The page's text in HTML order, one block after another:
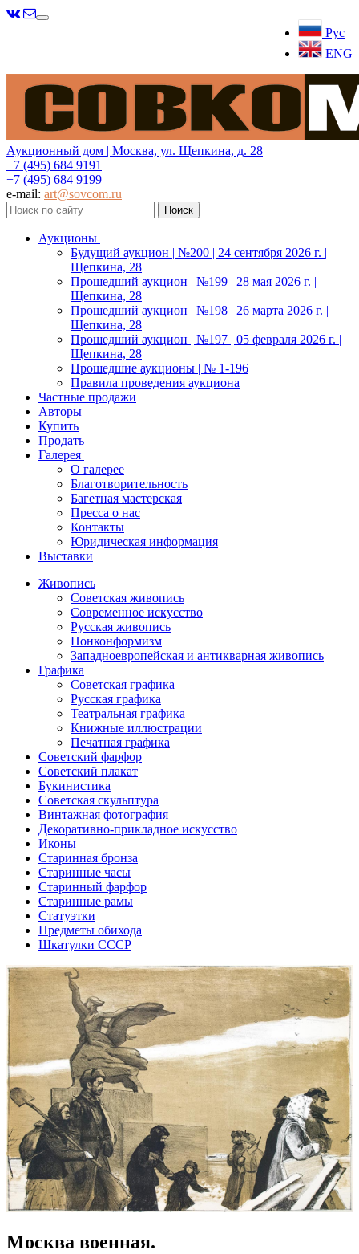
Рус
ENG
Меню
Аукционный дом | Москва, ул. Щепкина, д. 28
+7 (495) 684 9191
+7 (495) 684 9199
e-mail: art@sovcom.ru
Аукционы
Будущий аукцион | №200 | 24 сентября 2026 г. |
Щепкина, 28
Прошедший аукцион | №199 | 28 мая 2026 г. |
Щепкина, 28
Прошедший аукцион | №198 | 26 марта 2026 г. |
Щепкина, 28
Прошедший аукцион | №197 | 05 февраля 2026 г. |
Щепкина, 28
Прошедшие аукционы | № 1-196
Правила проведения аукциона
Частные продажи
Авторы
Купить
Продать
Галерея
О галерее
Благотворительность
Багетная мастерская
Пресса о нас
Контакты
Юридическая информация
Выставки
Живопись
Советская живопись
Современное искусство
Русская живопись
Нонконформизм
Западноевропейская и антикварная живопись
Графика
Советская графика
Русская графика
Театральная графика
Книжные иллюстрации
Печатная графика
Советский фарфор
Советский плакат
Букинистика
Советская скульптура
Винтажная фотография
Декоративно-прикладное искусство
Иконы
Старинная бронза
Старинные часы
Старинный фарфор
Старинные рамы
Статуэтки
Предметы обихода
Шкатулки СССР
Москва военная.